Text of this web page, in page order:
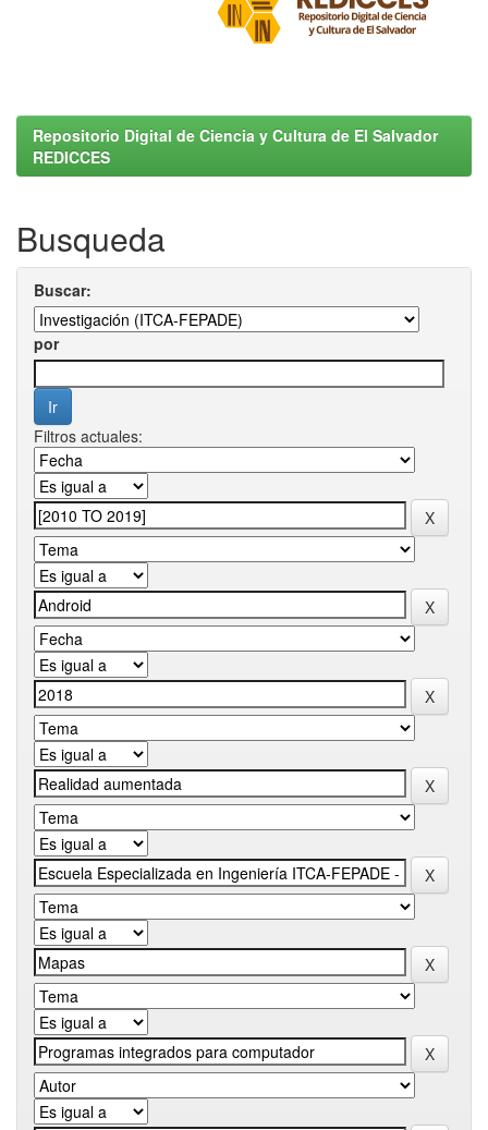
Repositorio Digital de Ciencia y Cultura de El Salvador
REDICCES
Busqueda
Buscar:
por
Filtros actuales: